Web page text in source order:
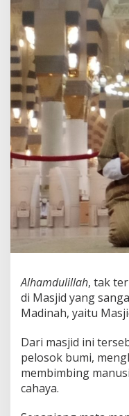
d
M
a
s
j
i
d
N
a
w
,
M
a
d
n
h
A
-
u
n
a
w
Alhamdulillah, tak
di Masjid yang
Madinah, yaitu
Dari masjid ini
pelosok bumi,
membimbing
cahaya.